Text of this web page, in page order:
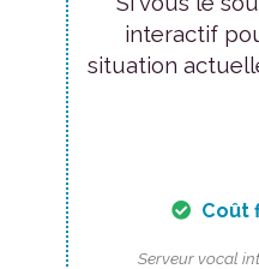
interactif
situation
Coût
Serveur vocal